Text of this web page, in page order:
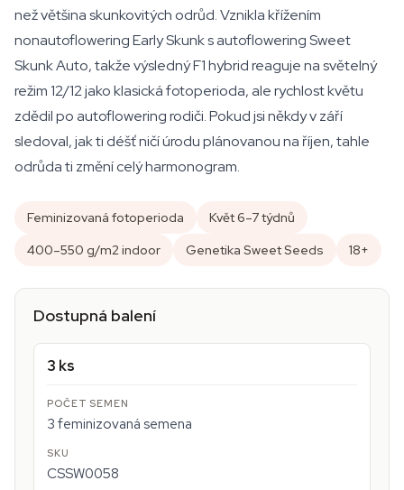
než většina skunkovitých odrůd. Vznikla křížením
nonautoflowering Early Skunk s autoflowering Sweet
Skunk Auto, takže výsledný F1 hybrid reaguje na světelný
režim 12/12 jako klasická fotoperioda, ale rychlost květu
zdědil po autoflowering rodiči. Pokud jsi někdy v září
sledoval, jak ti déšť ničí úrodu plánovanou na říjen, tahle
odrůda ti změní celý harmonogram.
Feminizovaná fotoperioda
Květ 6–7 týdnů
400–550 g/m2 indoor
Genetika Sweet Seeds 18+
Dostupná balení
3 ks
3 feminizovaná semena
CSSW0058